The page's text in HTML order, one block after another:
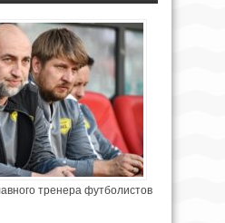
тренера футболистов